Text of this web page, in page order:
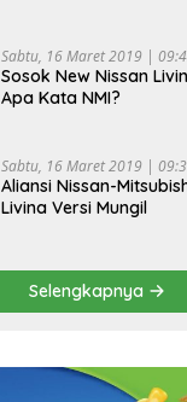
Sabtu, 16 Maret 2019 |
Sosok New Nissan
Apa Kata NMI?
Sabtu, 16 Maret 2019 |
Aliansi Nissan-
Livina Versi Mungil
Selengkapnya